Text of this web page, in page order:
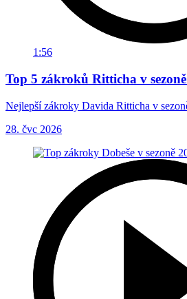
1:56
Top 5 zákroků Ritticha v
Nejlepší zákroky Davida Ritticha v
28. čvc 2026